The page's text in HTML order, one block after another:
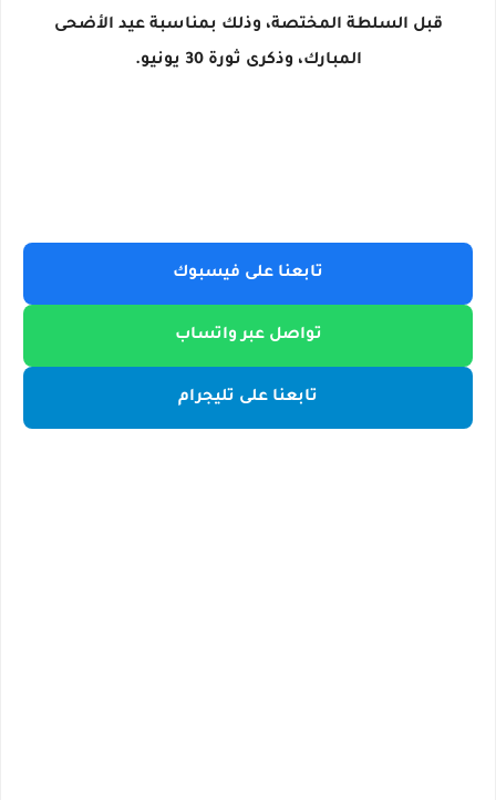
قبل السلطة المختصة، وذلك بمناسبة عيد الأضحى
المبارك، وذكرى ثورة 30 يونيو.
تابعنا على فيسبوك
تواصل عبر واتساب
تابعنا على تليجرام